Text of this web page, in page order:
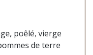
poêlé, vierge
de terre